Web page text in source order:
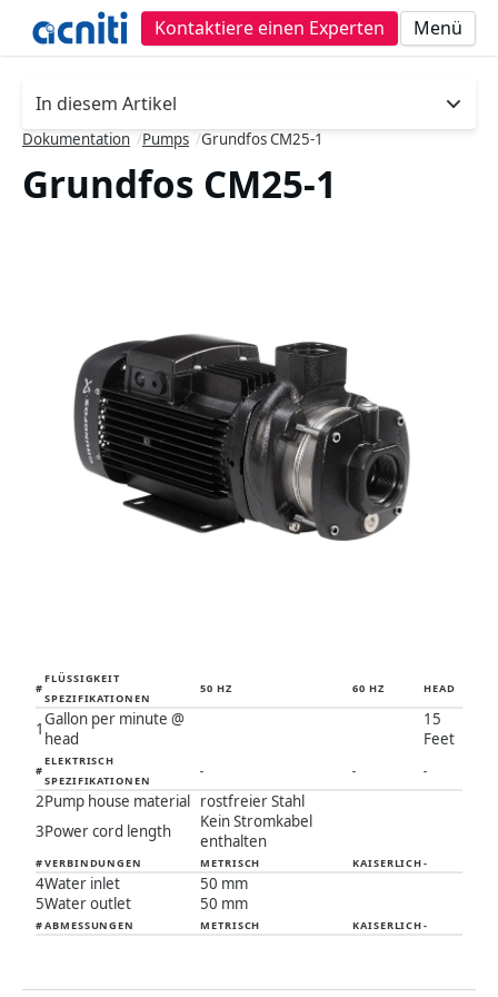
Kontaktiere einen Experten Menü
In diesem Artikel
- drücke die Taste, um einen neuen Abschnitt
Dokumentation /Pumps /Grundfos CM25-1
Grundfos CM25-1
#
FLÜSSIGKEIT
SPEZIFIKATIONEN
50 HZ 60 HZ HEAD
1Gallon per minute @
head
15
Feet
#
ELEKTRISCH
SPEZIFIKATIONEN
- - -
2Pump house material rostfreier Stahl
3Power cord length
Kein Stromkabel
enthalten
#VERBINDUNGEN METRISCH KAISERLICH-
4Water inlet
50 mm
5Water outlet 50 mm
#ABMESSUNGEN METRISCH KAISERLICH-